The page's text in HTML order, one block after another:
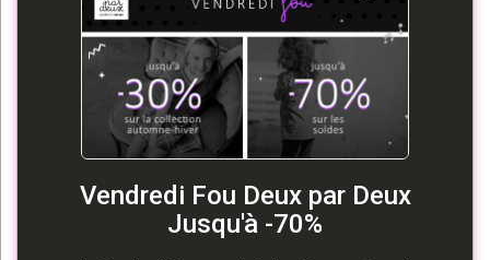
Vendredi Fou Deux par Deux
Jusqu'à -70%